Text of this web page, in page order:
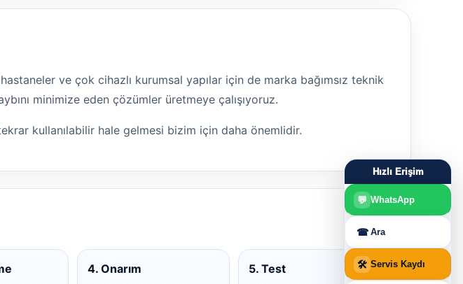
ve çok cihazlı kurumsal yapılar için de marka bağımsız teknik
minimize eden çözümler üretmeye çalışıyoruz.
kullanılabilir hale gelmesi bizim için daha önemlidir.
4. Onarım
5. Test
Hızlı Erişim
💬 WhatsApp
☎ Ara
🛠 Servis Kaydı